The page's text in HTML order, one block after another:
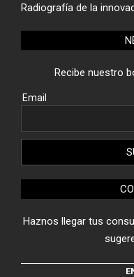
Radiografía de la
Recibe nuestro
Email
Haznos llegar tus